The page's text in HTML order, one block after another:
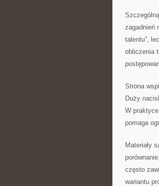
zagadnień
talentu”,
obliczenia
Strona
Duży
W
pomaga
Materiały
często
wariantu